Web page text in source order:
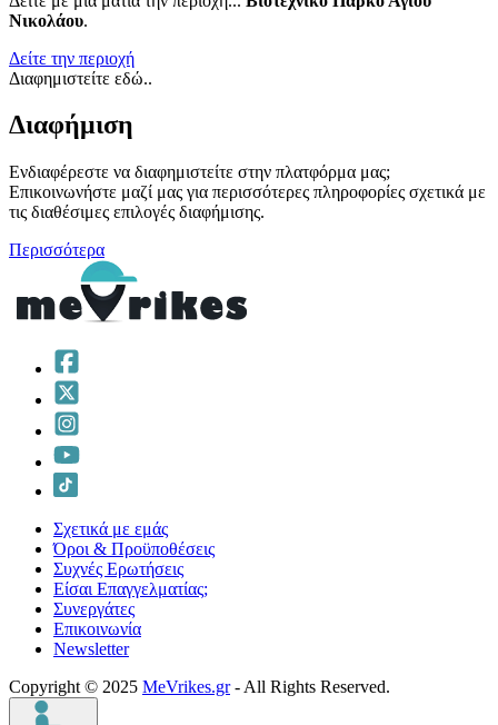
Νικολάου.
Δείτε την περιοχή
Διαφημιστείτε εδώ..
Διαφήμιση
Ενδιαφέρεστε να διαφημιστείτε στην πλατφόρμα μας;
Επικοινωνήστε μαζί μας για περισσότερες πληροφορίες σχετικά με
τις διαθέσιμες επιλογές διαφήμισης.
Περισσότερα
Σχετικά με εμάς
Όροι & Προϋποθέσεις
Συχνές Ερωτήσεις
Είσαι Επαγγελματίας;
Συνεργάτες
Επικοινωνία
Νewsletter
Copyright © 2025 MeVrikes.gr- All Rights Reserved.